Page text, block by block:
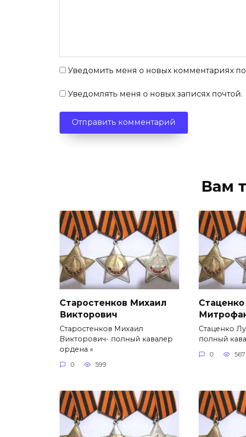
Уведомить меня о новых комментариях по
Уведомлять меня о новых записях почтой.
Вам
Старостенков Михаил
Викторович
Старостенков Михаил
Викторович- полный кавалер
ордена «
0 599
Стаценко
полный
0 567